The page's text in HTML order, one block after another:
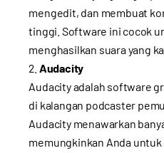
mengedit, dan membuat
tinggi. Software ini cocok
menghasilkan suara yang
Audacity
Audacity adalah software
di kalangan podcaster
Audacity menawarkan
memungkinkan Anda